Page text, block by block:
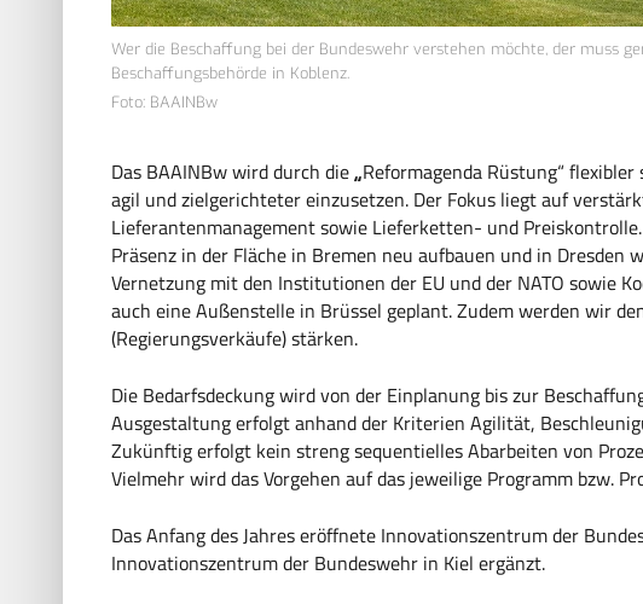
Wer die Beschaffung bei der Bundeswehr verstehen möchte, der muss
Beschaffungsbehörde in Koblenz.
Foto: BAAINBw
Das BAAINBw wird durch die„Reformagenda Rüstung“
agil und zielgerichteter einzusetzen. Der Fokus liegt auf
Lieferantenmanagement sowie Lieferketten- und
Präsenz in der Fläche in Bremen neu aufbauen und in Dresden
Vernetzung mit den Institutionen der EU und der NATO sowie
auch eine Außenstelle in Brüssel geplant. Zudem werden wir
(Regierungsverkäufe) stärken.
Die Bedarfsdeckung wird von der Einplanung bis zur
Ausgestaltung erfolgt anhand der Kriterien Agilität,
Zukünftig erfolgt kein streng sequentielles Abarbeiten von
Vielmehr wird das Vorgehen auf das jeweilige Programm bzw.
Das Anfang des Jahres eröffnete Innovationszentrum der
Innovationszentrum der Bundeswehr in Kiel ergänzt.